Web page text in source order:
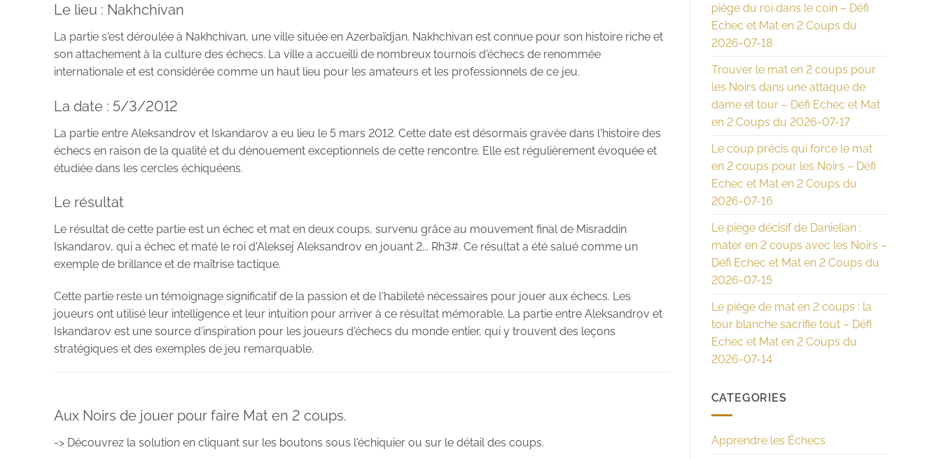
Le lieu : Nakhchivan
La partie s'est déroulée à Nakhchivan, une ville située en Azerbaïdjan. Nakhchivan est connue pour son histoire riche et
son attachement à la culture des échecs. La ville a accueilli de nombreux tournois d'échecs de renommée
internationale et est considérée comme un haut lieu pour les amateurs et les professionnels de ce jeu.
La date : 5/3/2012
La partie entre Aleksandrov et Iskandarov a eu lieu le 5 mars 2012. Cette date est désormais gravée dans l'histoire des
échecs en raison de la qualité et du dénouement exceptionnels de cette rencontre. Elle est régulièrement évoquée et
étudiée dans les cercles échiquéens.
Le résultat
Le résultat de cette partie est un échec et mat en deux coups, survenu grâce au mouvement final de Misraddin
Iskandarov, qui a échec et maté le roi d'Aleksej Aleksandrov en jouant 2... Rh3#. Ce résultat a été salué comme un
exemple de brillance et de maîtrise tactique.
Cette partie reste un témoignage significatif de la passion et de l'habileté nécessaires pour jouer aux échecs. Les
joueurs ont utilisé leur intelligence et leur intuition pour arriver à ce résultat mémorable. La partie entre Aleksandrov et
Iskandarov est une source d'inspiration pour les joueurs d'échecs du monde entier, qui y trouvent des leçons
stratégiques et des exemples de jeu remarquable.
Aux Noirs de jouer pour faire Mat en 2 coups.
-> Découvrez la solution en cliquant sur les boutons sous l'échiquier ou sur le détail des coups.
piège du roi dans le coin – Défi
Echec et Mat en 2 Coups du
2026-07-18
Trouver le mat en 2 coups pour
les Noirs dans une attaque de
dame et tour – Défi Echec et Mat
en 2 Coups du 2026-07-17
Le coup précis qui force le mat
en 2 coups pour les Noirs – Défi
Echec et Mat en 2 Coups du
2026-07-16
Le piège décisif de Danielian :
mater en 2 coups avec les Noirs –
Défi Echec et Mat en 2 Coups du
2026-07-15
Le piège de mat en 2 coups : la
tour blanche sacrifie tout – Défi
Echec et Mat en 2 Coups du
2026-07-14
CATEGORIES
Apprendre les Échecs